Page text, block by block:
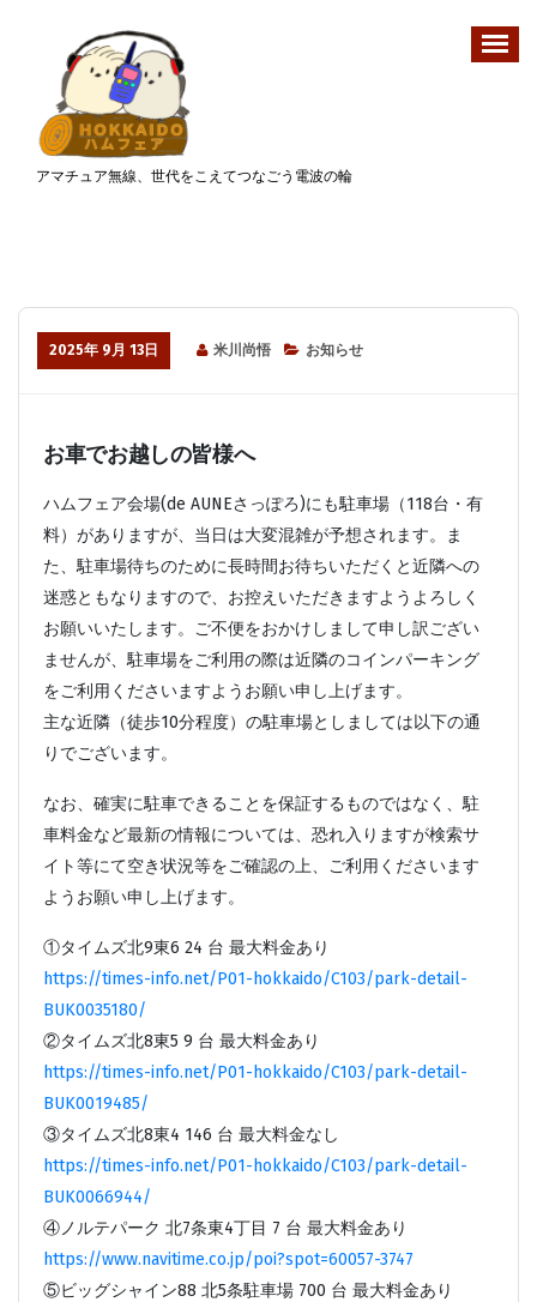
アマチュア無線、世代をこえてつなごう電波の輪
2025年 9月 13日 米川尚悟 お知らせ
お車でお越しの皆様へ
ハムフェア会場(de AUNEさっぽろ)にも駐車場（118台・有
料）がありますが、当日は大変混雑が予想されます。ま
た、駐車場待ちのために長時間お待ちいただくと近隣への
迷惑ともなりますので、お控えいただきますようよろしく
お願いいたします。ご不便をおかけしまして申し訳ござい
ませんが、駐車場をご利用の際は近隣のコインパーキング
をご利用くださいますようお願い申し上げます。
主な近隣（徒歩10分程度）の駐車場としましては以下の通
りでございます。
なお、確実に駐車できることを保証するものではなく、駐
車料金など最新の情報については、恐れ入りますが検索サ
イト等にて空き状況等をご確認の上、ご利用くださいます
ようお願い申し上げます。
①タイムズ北9東6 24 台 最大料金あり
https://times-info.net/P01-hokkaido/C103/park-detail-
BUK0035180/
②タイムズ北8東5 9 台 最大料金あり
https://times-info.net/P01-hokkaido/C103/park-detail-
BUK0019485/
③タイムズ北8東4 146 台 最大料金なし
https://times-info.net/P01-hokkaido/C103/park-detail-
BUK0066944/
④ノルテパーク 北7条東4丁目 7 台 最大料金あり
https://www.navitime.co.jp/poi?spot=60057-3747
⑤ビッグシャイン88 北5条駐車場 700 台 最大料金あり